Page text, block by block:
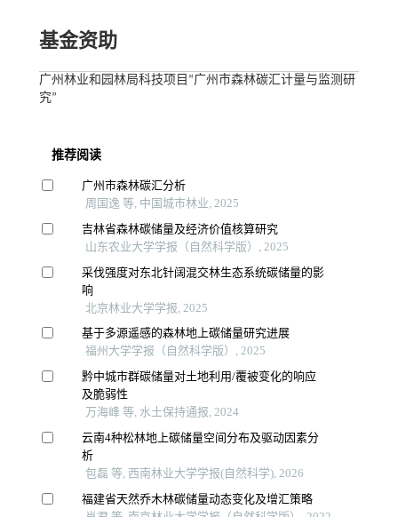
基金资助
广州林业和园林局科技项目“广州市森林碳汇计量与监测研
究”